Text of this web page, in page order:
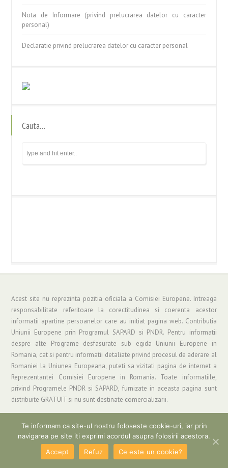
Nota de Informare (privind prelucrarea datelor cu caracter
personal)
Declaratie privind prelucrarea datelor cu caracter personal
Cauta…
Acest site nu reprezinta pozitia oficiala a Comisiei Europene. Intreaga
responsabilitate referitoare la corectitudinea si coerenta acestor
informatii apartine persoanelor care au initiat pagina web. Contributia
Uniunii Europene prin Programul SAPARD si PNDR. Pentru informatii
despre alte Programe desfasurate sub egida Uniunii Europene in
Romania, cat si pentru informatii detaliate privind procesul de aderare al
Romaniei la Uniunea Europeana, puteti sa vizitati pagina de internet a
Reprezentantei Comisiei Europene in Romania. Toate informatiile,
privind Programele PNDR si SAPARD, furnizate in aceasta pagina sunt
distribuite GRATUIT si nu sunt destinate comercializarii.
Copyright © 2019 Asociatia "Grup de Actiune Locala Parang" | Informatii si
Suport: gal_parang@yahoo.com
Te informam ca site-ul nostru foloseste cookie-uri, iar prin
navigarea pe site iti exprimi acordul asupra folosirii acestora.
Accept
Refuz Ce este un cookie?